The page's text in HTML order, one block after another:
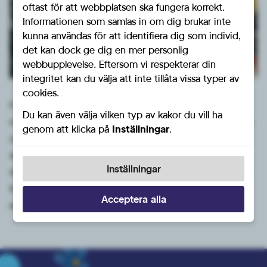
medlemmar från kommunföreningar, regioner, riksdagen
och EU-parlamentet! Tusentals positiva kontakter med
väljare från hela landet borgar för ett tillskott av röster i
det kommande valet.. Många valde även att på stående
fot bli medlemmar i Sverigedemokraterna. Tack till alla
som på något sätt bidrog i det lyckade eventet.
oftast för att webbplatsen ska fungera korrekt.
Informationen som samlas in om dig brukar inte
kunna användas för att identifiera dig som individ,
det kan dock ge dig en mer personlig
webbupplevelse. Eftersom vi respekterar din
integritet kan du välja att inte tillåta vissa typer av
cookies.
Du kan även välja vilken typ av kakor du vill ha
genom att klicka på Inställningar.
Inställningar
Acceptera alla